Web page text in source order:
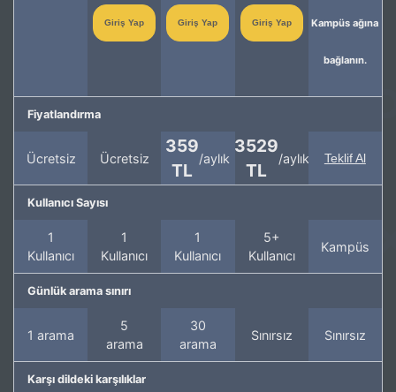
Giriş Yap Giriş Yap Giriş Yap Kampüs ağına
bağlanın.
Fiyatlandırma
Ücretsiz Ücretsiz
359
TL
/aylık
3529
TL
/aylık Teklif Al
Kullanıcı Sayısı
1
Kullanıcı
1
Kullanıcı
1
Kullanıcı
5+
Kullanıcı
Kampüs
Günlük arama sınırı
1 arama
5
arama
30
arama
Sınırsız Sınırsız
Karşı dildeki karşılıklar